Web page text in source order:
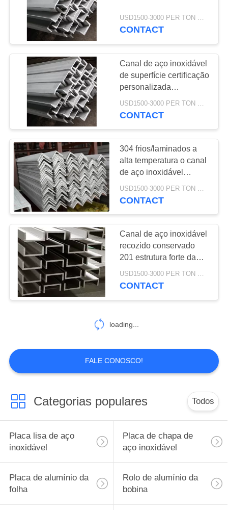
USD1500-3000 PER TON MOQ:DE 1 TONELADAS
CONTACT
Canal de aço inoxidável
de superfície certificação
personalizada
galvanizada do GV
CONTACT
304 frios/laminados a
alta temperatura o canal
de aço inoxidável
enegreceu o tratamento
de superfície
USD1500-3000 PER TON MOQ:DE 1 TONELADAS
CONTACT
Canal de aço inoxidável
recozido conservado
201 estrutura forte da
categoria de 202 SS
USD1500-3000 PER TON MOQ:DE 1 TONELADAS
CONTACT
loading...
FALE CONOSCO!
Categorias populares Todos
Placa lisa de aço
inoxidável
Placa de chapa de
aço inoxidável
Placa de alumínio da
folha
Rolo de alumínio da
bobina